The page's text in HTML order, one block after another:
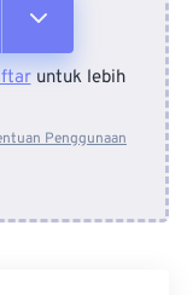
untuk lebih
Penggunaan